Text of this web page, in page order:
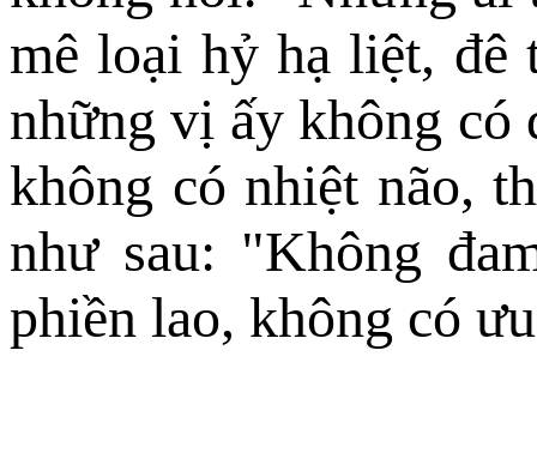
mê loại hỷ hạ liệt, đê
những vị ấy không có
không có nhiệt não,
như sau: "Không
phiền lao, không có